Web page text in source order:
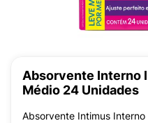
Absorvente Interno
Médio 24 Unidades
Absorvente Intimus